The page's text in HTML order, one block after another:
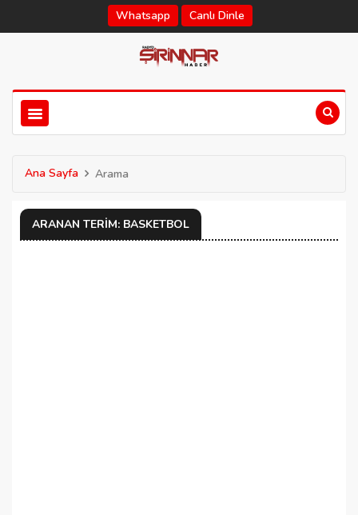
Whatsapp Canlı Dinle
Ana Sayfa Arama
ARANAN TERIM: BASKETBOL